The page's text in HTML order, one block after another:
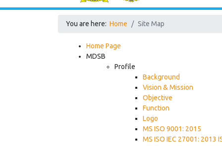
You are here: Home Site Map
Home Page
MDSB
Profile
Background
Vision & Mission
Objective
Function
Logo
MS ISO 9001: 2015
MS ISO IEC 27001: 2013